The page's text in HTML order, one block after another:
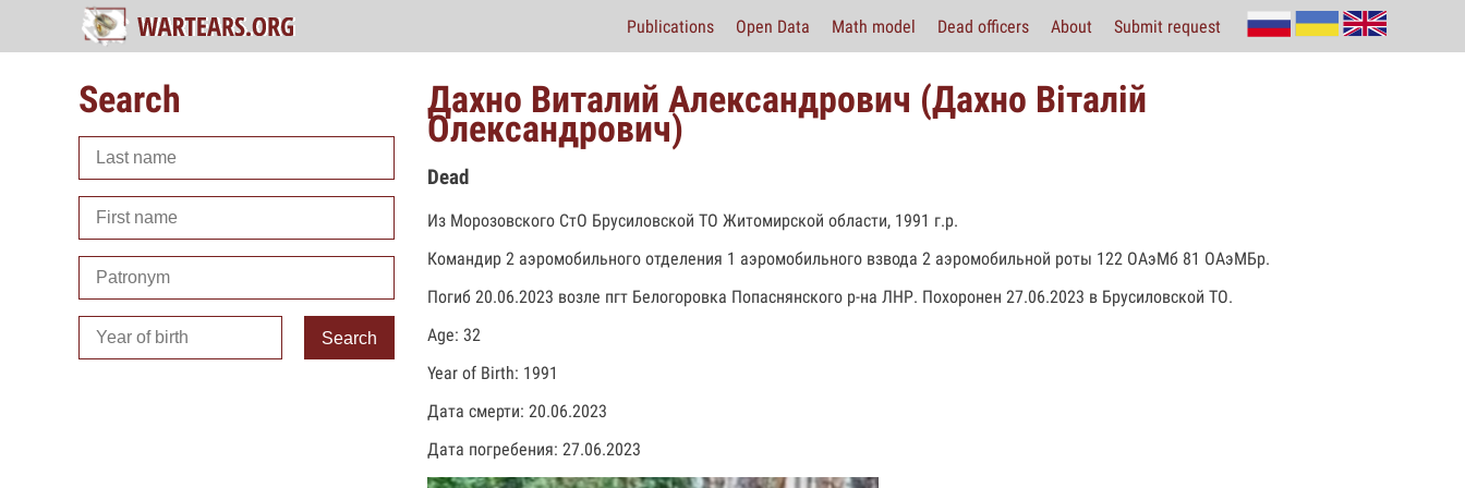
Publications Open Data Math model Dead officers About Submit request
Search
Search
Дахно Виталий Александрович (Дахно Віталій
Олександрович)
Dead
Из Морозовского СтО Брусиловской ТО Житомирской области, 1991 г.р.
Командир 2 аэромобильного отделения 1 аэромобильного взвода 2 аэромобильной роты 122 ОАэМб 81 ОАэМБр.
Погиб 20.06.2023 возле пгт Белогоровка Попаснянского р-на ЛНР. Похоронен 27.06.2023 в Брусиловской ТО.
Age: 32
Year of Birth: 1991
Дата смерти: 20.06.2023
Дата погребения: 27.06.2023